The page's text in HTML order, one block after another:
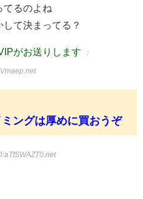
てるのよね
て決まってる？
がお送りします ：
ングは厚めに買おうぞ